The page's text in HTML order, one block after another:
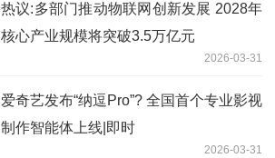
热议:多部门推动物联网创新发展 2028年
核心产业规模将突破3.5万亿元
2026-03-31
爱奇艺发布“纳逗Pro”? 全国首个专业影视
制作智能体上线|即时
2026-03-31